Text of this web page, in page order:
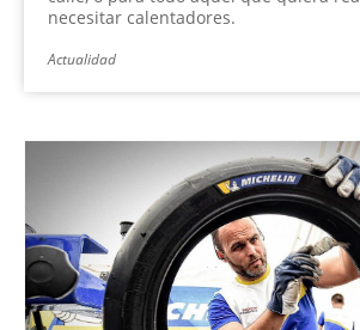
necesitar calentadores.
Actualidad